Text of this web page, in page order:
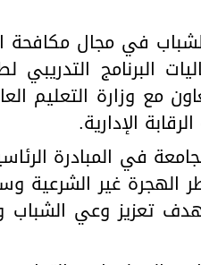
في 10 نوفمبر 2024، فعاليات
مع وزارة التعليم
الإدارية.
مشاركة الجامعة في المبادرة
غير الشرعية
تعزيز وعي